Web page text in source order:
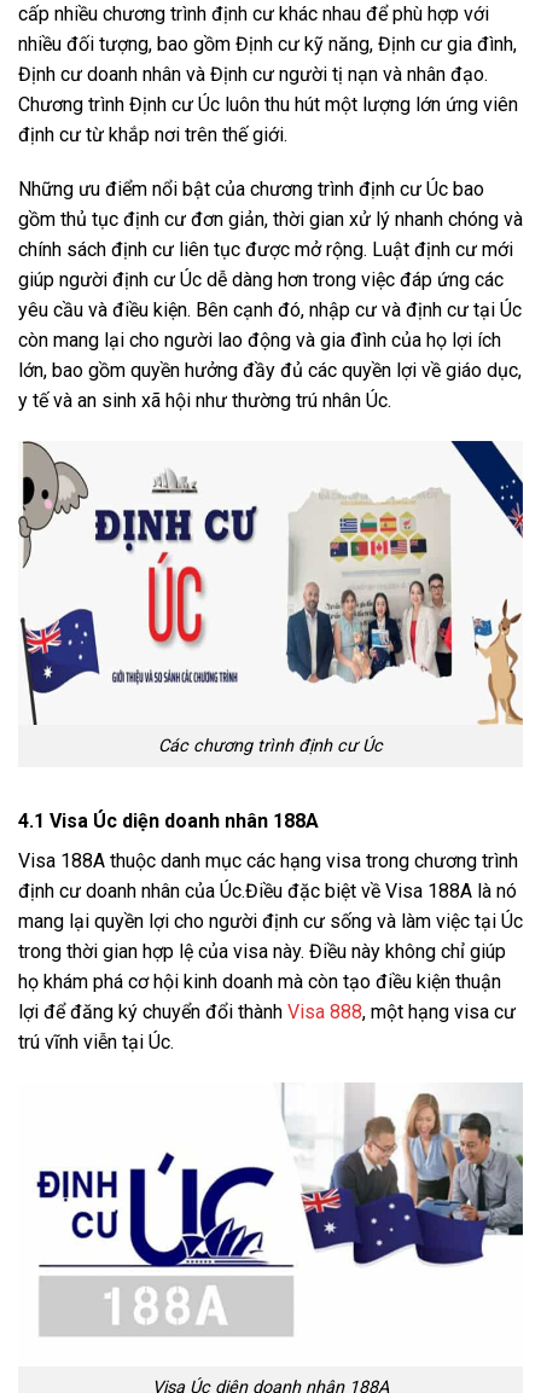
cấp nhiều chương trình định cư khác nhau để phù hợp với
nhiều đối tượng, bao gồm Định cư kỹ năng, Định cư gia đình,
Định cư doanh nhân và Định cư người tị nạn và nhân đạo.
Chương trình Định cư Úc luôn thu hút một lượng lớn ứng viên
định cư từ khắp nơi trên thế giới.
Những ưu điểm nổi bật của chương trình định cư Úc bao
gồm thủ tục định cư đơn giản, thời gian xử lý nhanh chóng và
chính sách định cư liên tục được mở rộng. Luật định cư mới
giúp người định cư Úc dễ dàng hơn trong việc đáp ứng các
yêu cầu và điều kiện. Bên cạnh đó, nhập cư và định cư tại Úc
còn mang lại cho người lao động và gia đình của họ lợi ích
lớn, bao gồm quyền hưởng đầy đủ các quyền lợi về giáo dục,
y tế và an sinh xã hội như thường trú nhân Úc.
Các chương trình định cư Úc
4.1 Visa Úc diện doanh nhân 188A
Visa 188A thuộc danh mục các hạng visa trong chương trình
định cư doanh nhân của Úc.Điều đặc biệt về Visa 188A là nó
mang lại quyền lợi cho người định cư sống và làm việc tại Úc
trong thời gian hợp lệ của visa này. Điều này không chỉ giúp
họ khám phá cơ hội kinh doanh mà còn tạo điều kiện thuận
lợi để đăng ký chuyển đổi thành Visa 888, một hạng visa cư
trú vĩnh viễn tại Úc.
Visa Úc diện doanh nhân 188A